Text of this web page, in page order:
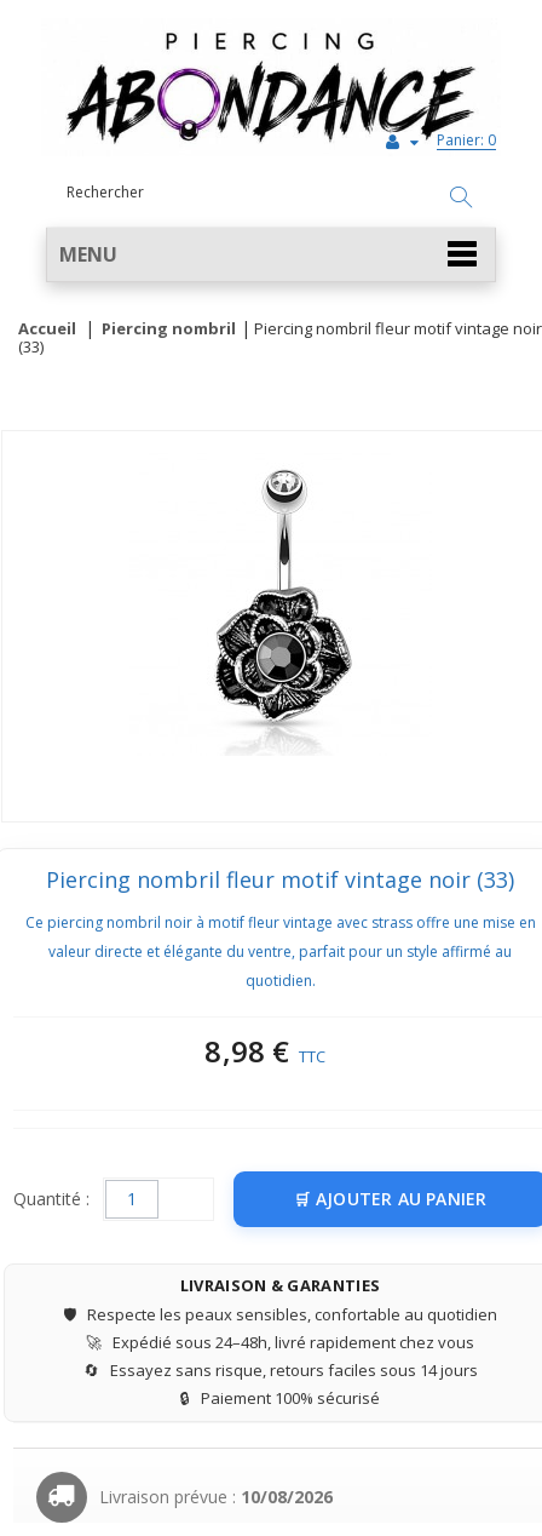
Panier: 0
MENU
Accueil Piercing nombril
Piercing nombril fleur motif vintage noir
(33)
Piercing nombril fleur motif vintage noir (33)
Ce piercing nombril noir à motif fleur vintage avec strass offre une mise en
valeur directe et élégante du ventre, parfait pour un style affirmé au
quotidien.
8,98 € TTC
Quantité : AJOUTER AU PANIER
LIVRAISON & GARANTIES
🛡️ Respecte les peaux sensibles, confortable au quotidien
🚀 Expédié sous 24–48h, livré rapidement chez vous
🔄 Essayez sans risque, retours faciles sous 14 jours
🔒 Paiement 100% sécurisé
Livraison prévue : 10/08/2026